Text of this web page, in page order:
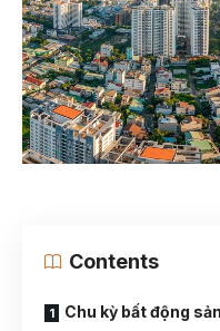
Contents
Chu kỳ bất động